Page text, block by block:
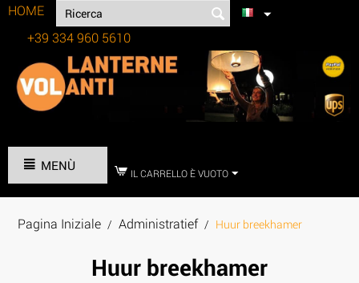
HOME
+39 334 960 5610
MENÙ IL CARRELLO È VUOTO
Pagina Iniziale / Administratief / Huur breekhamer
Huur breekhamer